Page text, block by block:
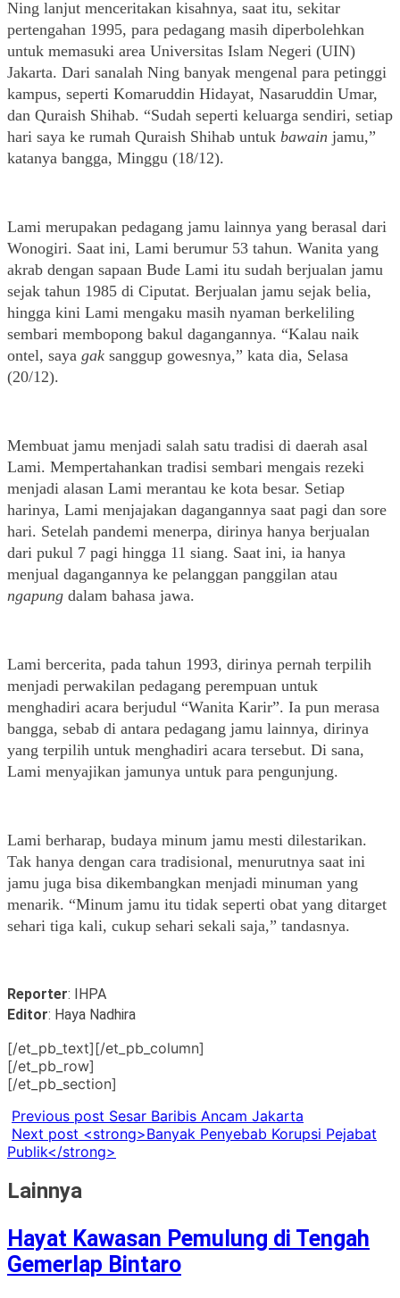
Ning lanjut menceritakan kisahnya, saat itu, sekitar
pertengahan 1995, para pedagang masih diperbolehkan
untuk memasuki area Universitas Islam Negeri (UIN)
Jakarta. Dari sanalah Ning banyak mengenal para petinggi
kampus, seperti Komaruddin Hidayat, Nasaruddin Umar,
dan Quraish Shihab. “Sudah seperti keluarga sendiri, setiap
hari saya ke rumah Quraish Shihab untuk bawain jamu,”
katanya bangga, Minggu (18/12).
Lami merupakan pedagang jamu lainnya yang berasal dari
Wonogiri. Saat ini, Lami berumur 53 tahun. Wanita yang
akrab dengan sapaan Bude Lami itu sudah berjualan jamu
sejak tahun 1985 di Ciputat. Berjualan jamu sejak belia,
hingga kini Lami mengaku masih nyaman berkeliling
sembari membopong bakul dagangannya. “Kalau naik
ontel, saya gak sanggup gowesnya,” kata dia, Selasa
(20/12).
Membuat jamu menjadi salah satu tradisi di daerah asal
Lami. Mempertahankan tradisi sembari mengais rezeki
menjadi alasan Lami merantau ke kota besar. Setiap
harinya, Lami menjajakan dagangannya saat pagi dan sore
hari. Setelah pandemi menerpa, dirinya hanya berjualan
dari pukul 7 pagi hingga 11 siang. Saat ini, ia hanya
ngapung dalam bahasa jawa.
Lami bercerita, pada tahun 1993, dirinya pernah terpilih
menjadi perwakilan pedagang perempuan untuk
menghadiri acara berjudul “Wanita Karir”. Ia pun merasa
bangga, sebab di antara pedagang jamu lainnya, dirinya
yang terpilih untuk menghadiri acara tersebut. Di sana,
Lami menyajikan jamunya untuk para pengunjung.
Lami berharap, budaya minum jamu mesti dilestarikan.
Tak hanya dengan cara tradisional, menurutnya saat ini
jamu juga bisa dikembangkan menjadi minuman yang
menarik. “Minum jamu itu tidak seperti obat yang ditarget
sehari tiga kali, cukup sehari sekali saja,” tandasnya.
Reporter: IHPA
Editor: Haya Nadhira
[/et_pb_text][/et_pb_column]
[/et_pb_row]
[/et_pb_section]
Previous post Sesar Baribis Ancam Jakarta
Next post <strong>Banyak Penyebab Korupsi Pejabat
Publik</strong>
Lainnya
Hayat Kawasan Pemulung di Tengah
Gemerlap Bintaro